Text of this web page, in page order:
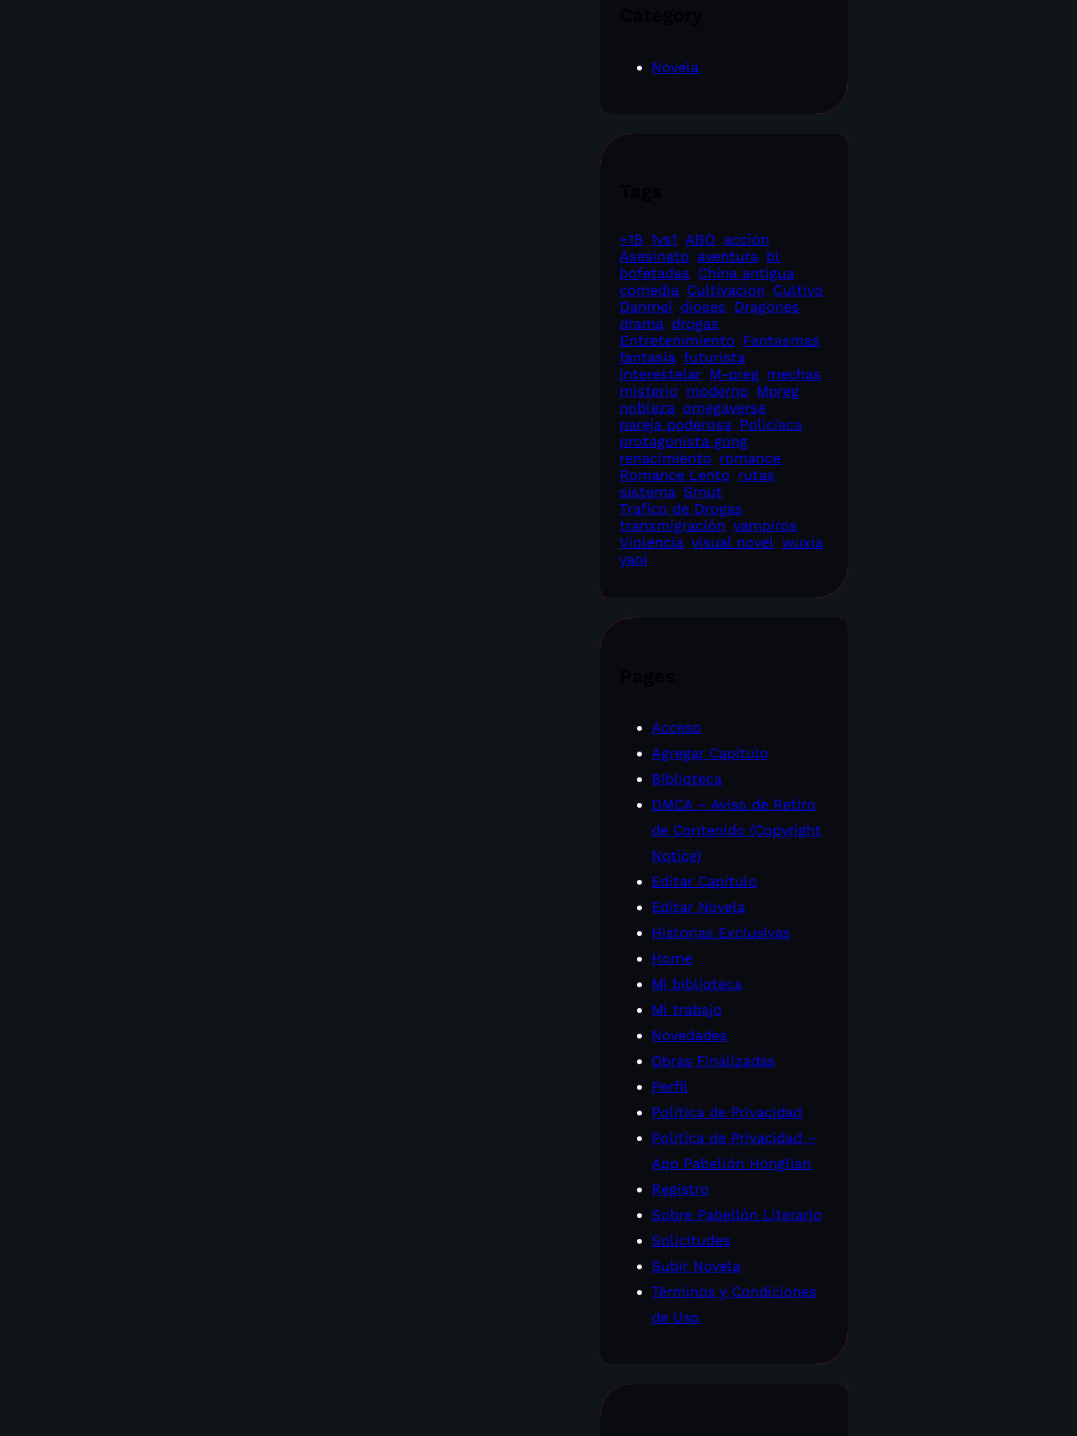
Novela
+18 1vs1 ABO acción
Asesinato aventura bl
bofetadas China antigua
comedia Cultivacion Cultivo
Danmei dioses
Dragones
drama drogas
Entretenimiento
Fantasmas
fantasía futurista
interestelar M-preg mechas
misterio moderno
Mpreg
nobleza omegaverse
pareja poderosa
Policiaca
protagonista gong
renacimiento romance
Romance Lento rutas
sistema Smut
Trafico de Drogas
transmigración vampiros
Violencia visual novel wuxia
yaoi
Acceso
Agregar Capítulo
Biblioteca
DMCA – Aviso de Retiro
de Contenido (Copyright
Notice)
Editar Capitulo
Editar Novela
Historias Exclusivas
Home
Mi biblioteca
Mi trabajo
Novedades
Obras Finalizadas
Perfil
Política de Privacidad
Política de Privacidad –
App Pabellón Honglian
Registro
Sobre Pabellón Literario
Solicitudes
Subir Novela
Términos y Condiciones
de Uso